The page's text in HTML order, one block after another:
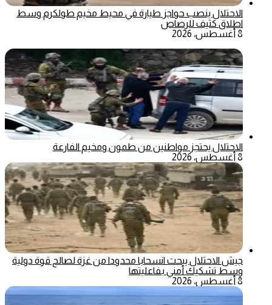
الاحتلال ينصب حواجز طيارة في محيط مخيم طولكرم وسط
اطلاق كثيف للرصاص
8 أغسطس، 2026
الاحتلال يحتجز مواطنين من طمون ومخيم الفارعة
8 أغسطس، 2026
جيش الاحتلال يبحث انسحابا محدودا من غزة لصالح قوة دولية
وسط تشكيك أمني بفاعليتها
8 أغسطس، 2026